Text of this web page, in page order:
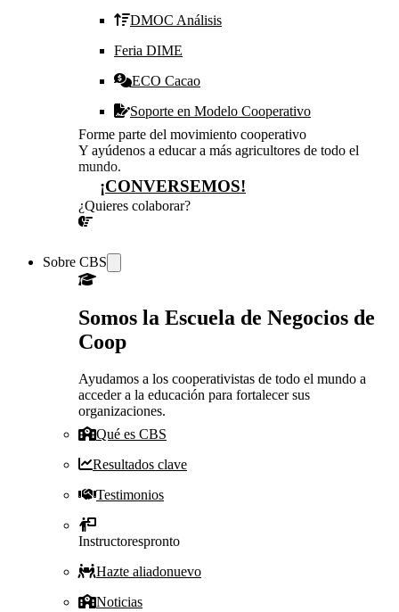
DMOC Análisis
Feria DIME
ECO Cacao
Soporte en Modelo Cooperativo
Forme parte del movimiento cooperativo
Y ayúdenos a educar a más agricultores de todo el
mundo.
¡CONVERSEMOS!
¿Quieres colaborar?
Sobre CBS
Somos la Escuela de Negocios de
Coop
Ayudamos a los cooperativistas de todo el mundo a
acceder a la educación para fortalecer sus
organizaciones.
Qué es CBS
Resultados clave
Testimonios
Instructorespronto
Hazte aliadonuevo
Noticias